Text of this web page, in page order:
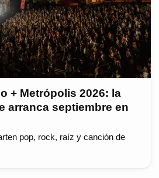
+ Metrópolis 2026: la
arranca septiembre en
pop, rock, raíz y canción de